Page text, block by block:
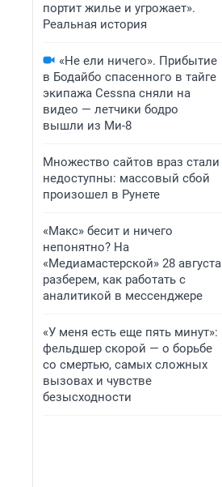
портит жилье и угрожает».
Реальная история
«Не ели ничего». Прибытие
в Бодайбо спасенного в тайге
экипажа Cessna сняли на
видео — летчики бодро
вышли из Ми-8
Множество сайтов враз стали
недоступны: массовый сбой
произошел в Рунете
«Макс» бесит и ничего
непонятно? На
«Медиамастерской» 28 августа
разберем, как работать с
аналитикой в мессенджере
«У меня есть еще пять минут»:
фельдшер скорой — о борьбе
со смертью, самых сложных
вызовах и чувстве
безысходности